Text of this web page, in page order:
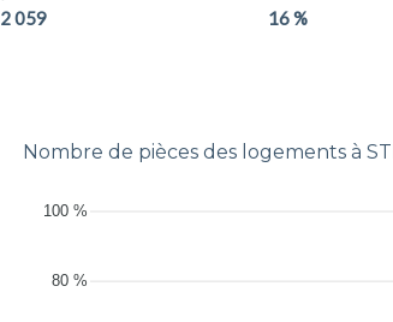
2 059
16 %
Nombre de pièces des logements à
100 %
80 %